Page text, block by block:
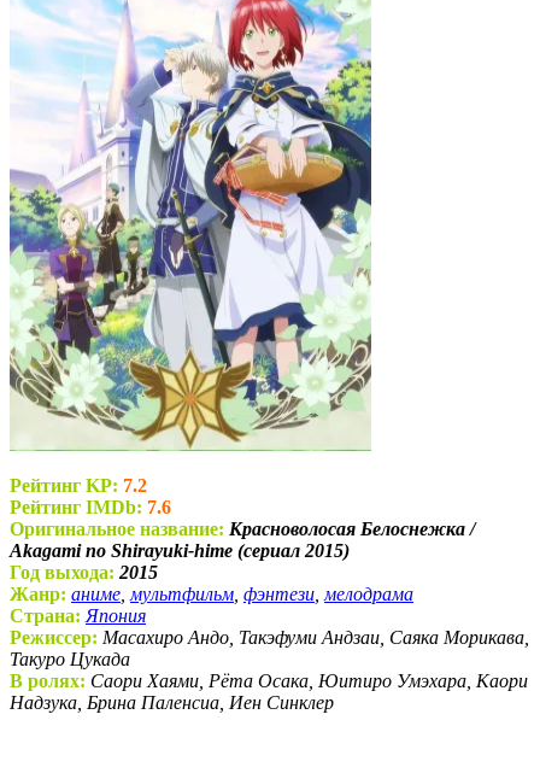
Рейтинг KP: 7.2
Рейтинг IMDb: 7.6
Оригинальное название: Красноволосая Белоснежка /
Akagami no Shirayuki-hime (сериал 2015)
Год выхода: 2015
Жанр: аниме мультфильм фэнтези мелодрама
Страна: Япония
Режиссер: Масахиро Андо, Такэфуми Андзаи, Саяка Морикава,
Такуро Цукада
В ролях: Саори Хаями, Рёта Осака, Юитиро Умэхара, Каори
Надзука, Брина Паленсиа, Иен Синклер